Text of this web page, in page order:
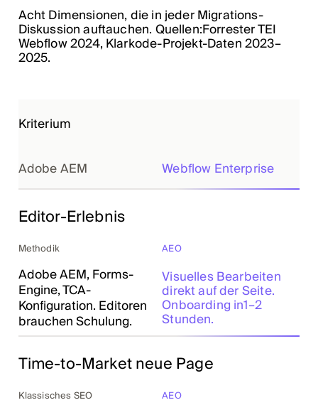
Acht Dimensionen, die in jeder Migrations-
Diskussion auftauchen. Quellen:Forrester TEI
Webflow 2024, Klarkode-Projekt-Daten 2023–
2025.
Kriterium
Adobe AEM Webflow Enterprise
Editor-Erlebnis
Methodik AEO
Adobe AEM, Forms-
Engine, TCA-
Konfiguration. Editoren
brauchen Schulung.
Visuelles Bearbeiten
direkt auf der Seite.
Onboarding in1–2
Stunden.
Time-to-Market neue Page
Klassisches SEO AEO